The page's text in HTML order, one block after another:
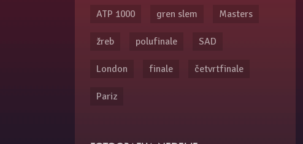
ATP 1000 gren slem Masters
žreb polufinale SAD
London finale četvrtfinale
Pariz